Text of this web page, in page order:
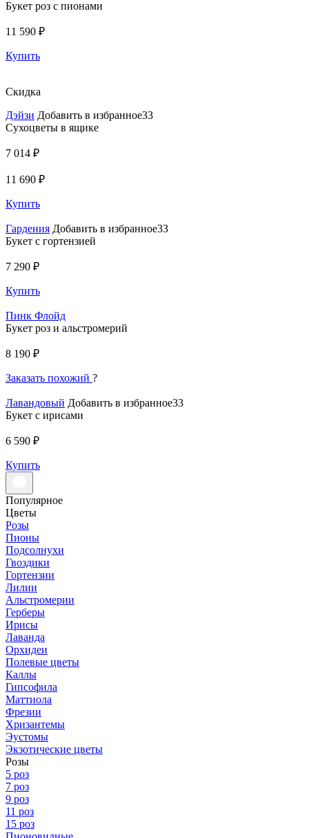
Букет роз с пионами
11 590 ₽
Купить
Скидка
Дэйзи Добавить в избранное33
Сухоцветы в ящике
7 014 ₽
11 690 ₽
Купить
Гардения Добавить в избранное33
Букет с гортензией
7 290 ₽
Купить
Пинк Флойд
Букет роз и альстромерий
8 190 ₽
Заказать похожий ?
Лавандовый Добавить в избранное33
Букет с ирисами
6 590 ₽
Купить
Популярное
Цветы
Розы
Пионы
Подсолнухи
Гвоздики
Гортензии
Лилии
Альстромерии
Герберы
Ирисы
Лаванда
Орхидеи
Полевые цветы
Каллы
Гипсофила
Маттиола
Фрезии
Хризантемы
Эустомы
Экзотические цветы
Розы
5 роз
7 роз
9 роз
11 роз
15 роз